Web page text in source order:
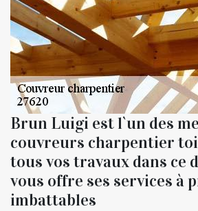
Brun Luigi est l`un des
couvreurs charpentier
tous vos travaux dans ce
vous offre ses services à
imbattables